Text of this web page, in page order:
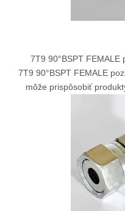
7T9 90°BSPT
7T9 90°BSPT FEMALE
môže prispôsobiť